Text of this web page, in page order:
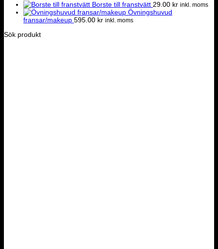
Borste till franstvätt 29.00 kr inkl. moms
Övningshuvud
fransar/makeup 595.00 kr inkl. moms
Sök produkt